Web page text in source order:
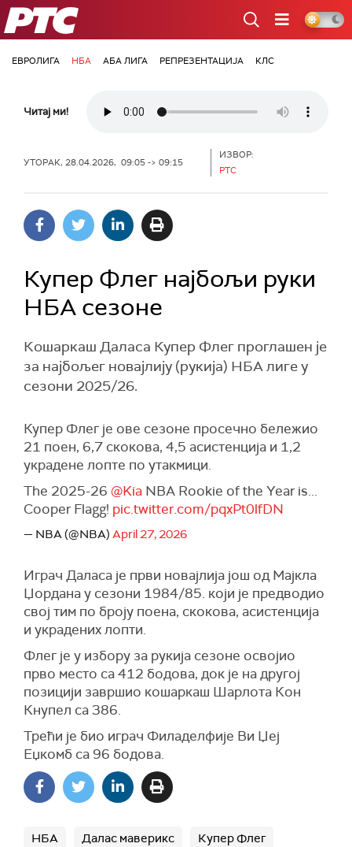
РТС
ЕВРОЛИГА НБА АБА ЛИГА РЕПРЕЗЕНТАЦИЈА КЛС
Читај ми!
УТОРАК, 28.04.2026, 09:05 -> 09:15
ИЗВОР:
РТС
Купер Флег најбољи руки
НБА сезоне
Кошаркаш Даласа Купер Флег проглашен је
за најбољег новајлију (рукија) НБА лиге у
сезони 2025/26.
Купер Флег је ове сезоне просечно бележио
21 поен, 6,7 скокова, 4,5 асистенција и 1,2
украдене лопте по утакмици.
The 2025-26 @Kia NBA Rookie of the Year is...
Cooper Flagg! pic.twitter.com/pqxPt0lfDN
— NBA (@NBA) April 27, 2026
Играч Даласа је први новајлија још од Мајкла
Џордана у сезони 1984/85. који је предводио
свој тим по броју поена, скокова, асистенција
и украдених лопти.
Флег је у избору за рукија сезоне освојио
прво место са 412 бодова, док је на другој
позицији завршио кошаркаш Шарлота Кон
Кнупел са 386.
Трећи је био играч Филаделфије Ви Џеј
Еџкомб са 96 бодова.
НБА Далас маверикс Купер Флег